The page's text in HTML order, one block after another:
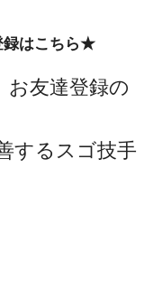
はこちら★
お友達登録の
するスゴ技手